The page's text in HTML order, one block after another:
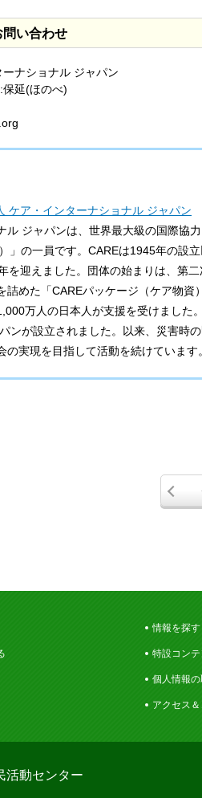
い合わせ
ーナショナル ジャパン
保延(ほのべ)
ケア・インターナショナル ジャパン
ル ジャパンは、世界最大級の国際協
」の一員です。CAREは1945年の設
を迎えました。団体の始まりは、第
詰めた「CAREパッケージ（ケア物
万人の日本人が支援を受けました
ンが設立されました。以来、災害時
実現を目指して活動を続けています。
情報を探す
特設コンテ
個人情報
アクセス
活動センター